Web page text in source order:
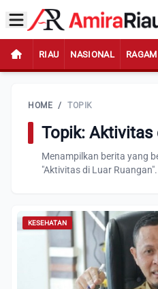
RIAU NASIONAL RAGAM
HOME / TOPIK
Topik: Aktivitas
Menampilkan berita yang
"Aktivitas di Luar Ruangan".
KESEHATAN